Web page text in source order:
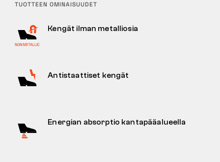
TUOTTEEN OMINAISUUDET
Kengät ilman metalliosia
Antistaattiset kengät
Energian absorptio kantapääalueella